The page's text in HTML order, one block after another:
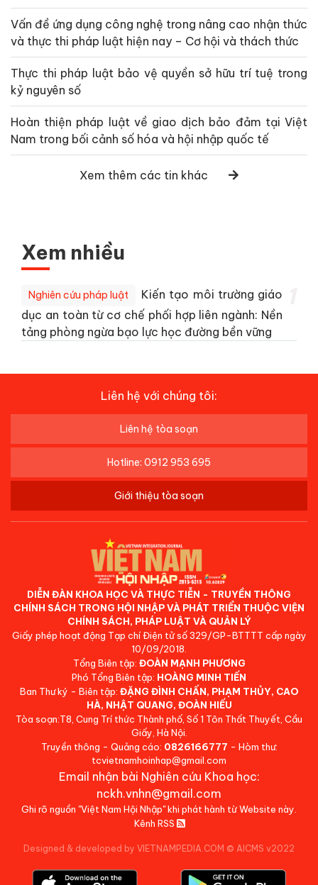
Vấn đề ứng dụng công nghệ trong nâng cao nhận thức
và thực thi pháp luật hiện nay – Cơ hội và thách thức
Thực thi pháp luật bảo vệ quyền sở hữu trí tuệ trong
kỷ nguyên số
Hoàn thiện pháp luật về giao dịch bảo đảm tại Việt
Nam trong bối cảnh số hóa và hội nhập quốc tế
Xem thêm các tin khác
Xem nhiều
Nghiên cứu pháp luật
Kiến tạo môi trường giáo
dục an toàn từ cơ chế phối hợp liên ngành: Nền
tảng phòng ngừa bạo lực học đường bền vững
Liên hệ với chúng tôi:
Liên hệ tòa soạn
Hotline: 0912 953 695
Giới thiệu tòa soạn
DIỄN ĐÀN KHOA HỌC VÀ THỰC TIỄN - TRUYỀN THÔNG
CHÍNH SÁCH TRONG HỘI NHẬP VÀ PHÁT TRIỂN THUỘC VIỆN
CHÍNH SÁCH, PHÁP LUẬT VÀ QUẢN LÝ
Giấy phép hoạt động Tạp chí Điện tử số 329/GP-BTTTT cấp ngày
10/09/2018.
Tổng Biên tập: ĐOÀN MẠNH PHƯƠNG
Phó Tổng Biên tập: HOÀNG MINH TIẾN
Ban Thư ký - Biên tập: ĐẶNG ĐÌNH CHẤN, PHẠM THỦY, CAO
HÀ, NHẬT QUANG, ĐOÀN HIẾU
Tòa soạn:T8, Cung Trí thức Thành phố, Số 1 Tôn Thất Thuyết, Cầu
Giấy, Hà Nội.
Truyền thông - Quảng cáo: 0826166777 - Hòm thư:
tcvietnamhoinhap@gmail.com
Email nhận bài Nghiên cứu Khoa học:
nckh.vnhn@gmail.com
Ghi rõ nguồn "Việt Nam Hội Nhập" khi phát hành từ Website này.
Kênh RSS
Designed & developed by VIETNAMPEDIA.COM © AICMS v2022